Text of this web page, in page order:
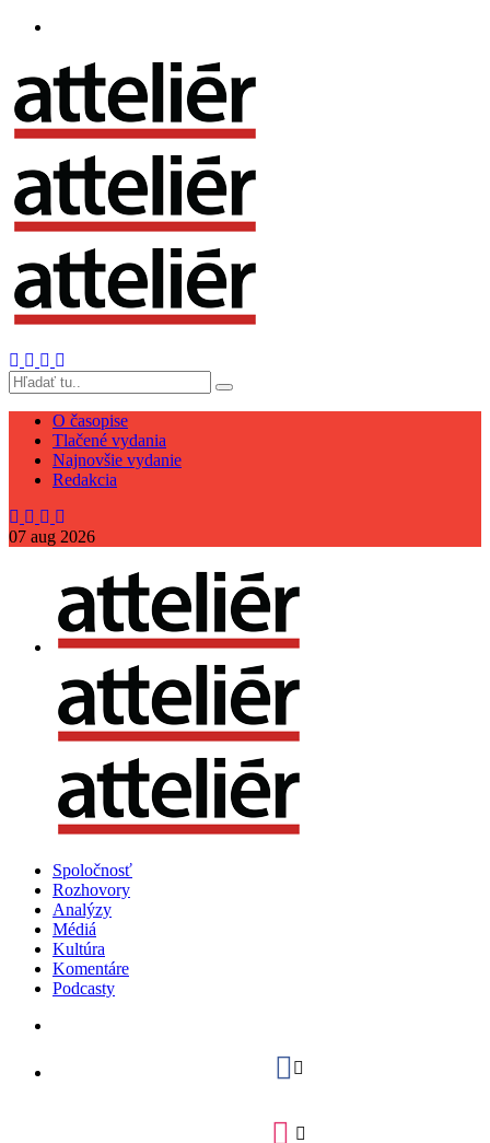
O časopise
Tlačené vydania
Najnovšie vydanie
Redakcia
07 aug 2026
Spoločnosť
Rozhovory
Analýzy
Médiá
Kultúra
Komentáre
Podcasty